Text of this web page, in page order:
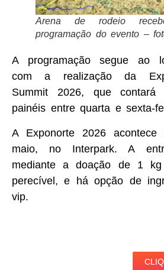
Arena de rodeio
programação do evento –
A programação segue ao
com a realização da
Summit 2026, que
painéis entre quarta e sexta-
A Exponorte 2026
maio, no Interpark. A
mediante a doação de 1
perecível, e há opção de
vip.